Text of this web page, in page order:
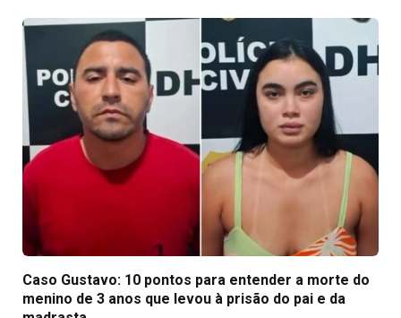
Caso Gustavo: 10 pontos para entender a morte do
menino de 3 anos que levou à prisão do pai e da